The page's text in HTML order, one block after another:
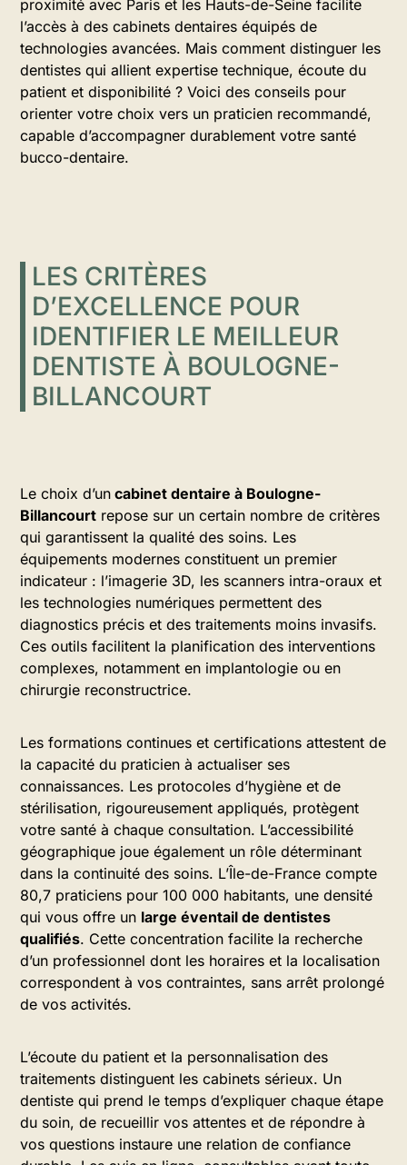
proximité avec Paris et les Hauts-de-Seine facilite
l’accès à des cabinets dentaires équipés de
technologies avancées. Mais comment distinguer les
dentistes qui allient expertise technique, écoute du
patient et disponibilité ? Voici des conseils pour
orienter votre choix vers un praticien recommandé,
capable d’accompagner durablement votre santé
bucco-dentaire.
LES CRITÈRES
D’EXCELLENCE POUR
IDENTIFIER LE MEILLEUR
DENTISTE À BOULOGNE-
BILLANCOURT
Le choix d’un cabinet dentaire à Boulogne-
Billancourt repose sur un certain nombre de critères
qui garantissent la qualité des soins. Les
équipements modernes constituent un premier
indicateur : l’imagerie 3D, les scanners intra-oraux et
les technologies numériques permettent des
diagnostics précis et des traitements moins invasifs.
Ces outils facilitent la planification des interventions
complexes, notamment en implantologie ou en
chirurgie reconstructrice.
Les formations continues et certifications attestent de
la capacité du praticien à actualiser ses
connaissances. Les protocoles d’hygiène et de
stérilisation, rigoureusement appliqués, protègent
votre santé à chaque consultation. L’accessibilité
géographique joue également un rôle déterminant
dans la continuité des soins. L’Île-de-France compte
80,7 praticiens pour 100 000 habitants, une densité
qui vous offre un large éventail de dentistes
qualifiés. Cette concentration facilite la recherche
d’un professionnel dont les horaires et la localisation
correspondent à vos contraintes, sans arrêt prolongé
de vos activités.
L’écoute du patient et la personnalisation des
traitements distinguent les cabinets sérieux. Un
dentiste qui prend le temps d’expliquer chaque étape
du soin, de recueillir vos attentes et de répondre à
vos questions instaure une relation de confiance